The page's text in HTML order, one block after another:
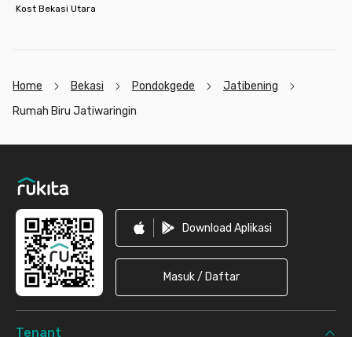
Kost Bekasi Utara
Home Bekasi Pondokgede
Jatibening
Rumah Biru Jatiwaringin
Download Aplikasi
Masuk / Daftar
Tenant